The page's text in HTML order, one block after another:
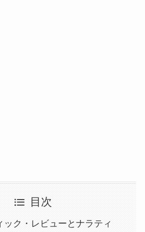
目次
ック・レビューとナラティ